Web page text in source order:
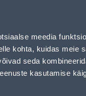
meedia
kohta, kuidas meie
seda
kasutamise